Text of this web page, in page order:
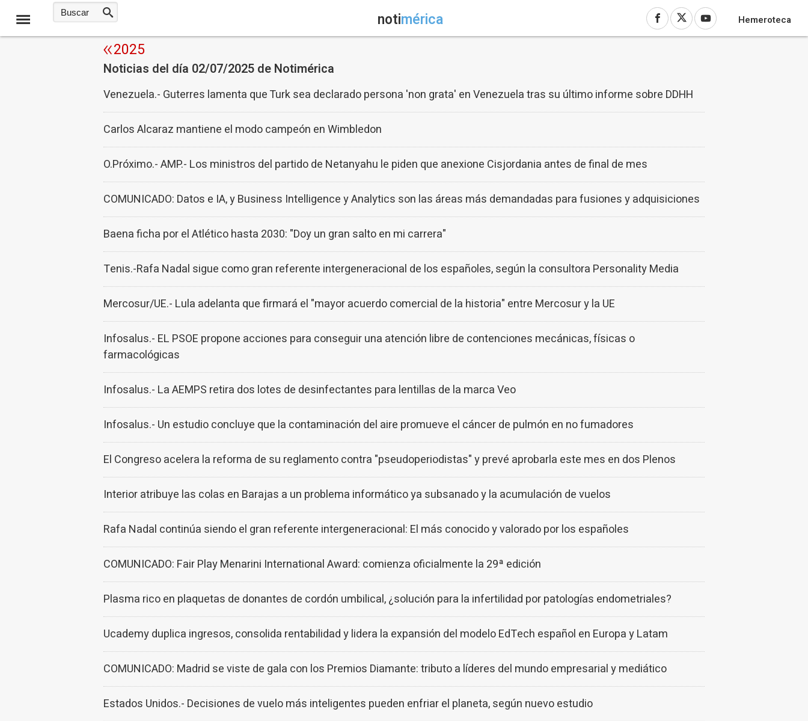
notimérica Hemeroteca
2025
Noticias del día 02/07/2025 de Notimérica
Venezuela.- Guterres lamenta que Turk sea declarado persona 'non grata' en Venezuela tras su último informe sobre DDHH
Carlos Alcaraz mantiene el modo campeón en Wimbledon
O.Próximo.- AMP.- Los ministros del partido de Netanyahu le piden que anexione Cisjordania antes de final de mes
COMUNICADO: Datos e IA, y Business Intelligence y Analytics son las áreas más demandadas para fusiones y adquisiciones
Baena ficha por el Atlético hasta 2030: "Doy un gran salto en mi carrera"
Tenis.-Rafa Nadal sigue como gran referente intergeneracional de los españoles, según la consultora Personality Media
Mercosur/UE.- Lula adelanta que firmará el "mayor acuerdo comercial de la historia" entre Mercosur y la UE
Infosalus.- EL PSOE propone acciones para conseguir una atención libre de contenciones mecánicas, físicas o
farmacológicas
Infosalus.- La AEMPS retira dos lotes de desinfectantes para lentillas de la marca Veo
Infosalus.- Un estudio concluye que la contaminación del aire promueve el cáncer de pulmón en no fumadores
El Congreso acelera la reforma de su reglamento contra "pseudoperiodistas" y prevé aprobarla este mes en dos Plenos
Interior atribuye las colas en Barajas a un problema informático ya subsanado y la acumulación de vuelos
Rafa Nadal continúa siendo el gran referente intergeneracional: El más conocido y valorado por los españoles
COMUNICADO: Fair Play Menarini International Award: comienza oficialmente la 29ª edición
Plasma rico en plaquetas de donantes de cordón umbilical, ¿solución para la infertilidad por patologías endometriales?
Ucademy duplica ingresos, consolida rentabilidad y lidera la expansión del modelo EdTech español en Europa y Latam
COMUNICADO: Madrid se viste de gala con los Premios Diamante: tributo a líderes del mundo empresarial y mediático
Estados Unidos.- Decisiones de vuelo más inteligentes pueden enfriar el planeta, según nuevo estudio